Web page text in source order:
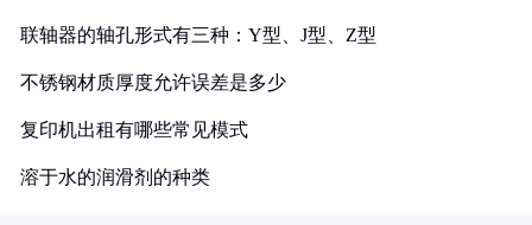
联轴器的轴孔形式有三种：Y型、J型、Z型
不锈钢材质厚度允许误差是多少
复印机出租有哪些常见模式
溶于水的润滑剂的种类